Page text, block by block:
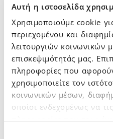
Αυτή η ιστοσελίδα
Χρησιμοποιούμε cookie
περιεχομένου και
λειτουργιών κοινωνικών
επισκεψιμότητάς μας.
πληροφορίες που
χρησιμοποιείτε τον
κοινωνικών μέσων,
οποίοι ενδεχομένως να
πρωταγωνιστικό ρόλο.
συνεχίζουμε
H κα. Ναντίν Καραλή,
Εταιρικών Πελατών και
Επιχειρήσεων για τη
και Μάλτας, δήλωσε:
EPSILON NET και τη Data
πιστοποίηση τους σε
συγκεκριμένη πιστοποίηση
τεχνογνωσία, την